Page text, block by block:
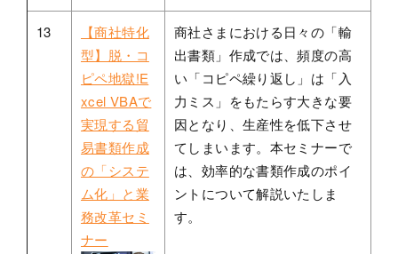
13
【商社特化
型】脱・コ
ピペ地獄!E
xcel VBAで
実現する貿
易書類作成
の「システ
ム化」と業
務改革セミ
ナー
商社さまにおける日々の「輸
出書類」作成では、頻度の高
い「コピペ繰り返し」は「入
力ミス」をもたらす大きな要
因となり、生産性を低下させ
てしまいます。本セミナーで
は、効率的な書類作成のポイ
ントについて解説いたしま
す。